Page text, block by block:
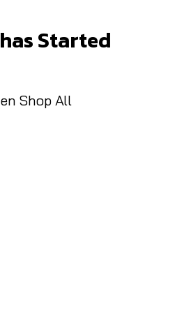
Started
Shop All